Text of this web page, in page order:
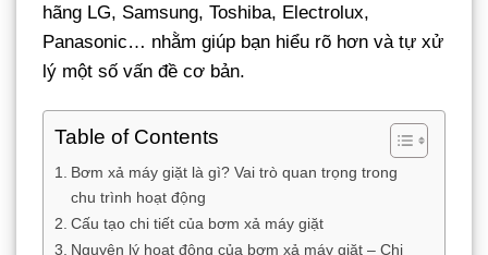
hãng LG, Samsung, Toshiba, Electrolux,
Panasonic… nhằm giúp bạn hiểu rõ hơn và tự xử
lý một số vấn đề cơ bản.
Table of Contents
Bơm xả máy giặt là gì? Vai trò quan trọng trong
chu trình hoạt động
Cấu tạo chi tiết của bơm xả máy giặt
Nguyên lý hoạt động của bơm xả máy giặt – Chi